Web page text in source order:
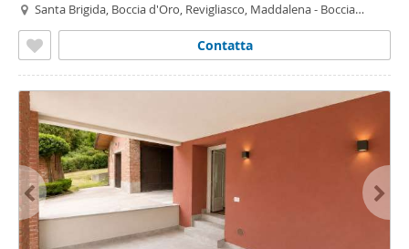
Santa Brigida, Boccia d'Oro, Revigliasco, Maddalena - Boccia
Contatta